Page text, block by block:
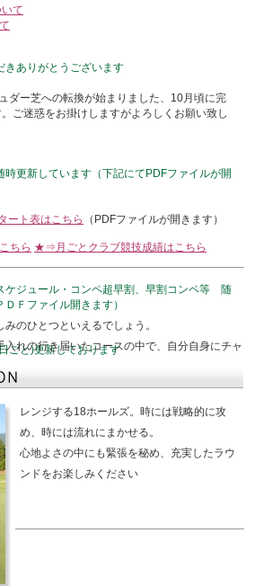
て
きありがとうございます
ダー芝への転換が始まりました、10月頃に完
ご迷惑をお掛けしますがよろしくお願い致し
時更新しています（下記にてPDFファイルが開
ト表はこちら （PDFファイルが開きます）
ちら ★⇒月ごとクラブ競技成績はこちら
ジュール・コンペ超早割、早割コンペ等 随
Ｆファイル開きます）
ごと)更新しております
のひとつといえるでしょう。
入れの行き届いたコースの中で、自分自身にチャ
レンジする18ホールズ。時には戦略的に攻
め、時には流れにまかせる。
心地よさの中にも緊張を秘め、充実したラウ
ンドをお楽しみください